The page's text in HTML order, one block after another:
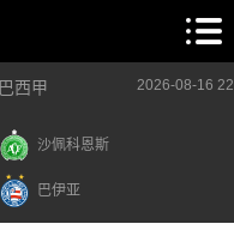
巴西甲 2026-08-16
沙佩科恩斯
巴伊亚